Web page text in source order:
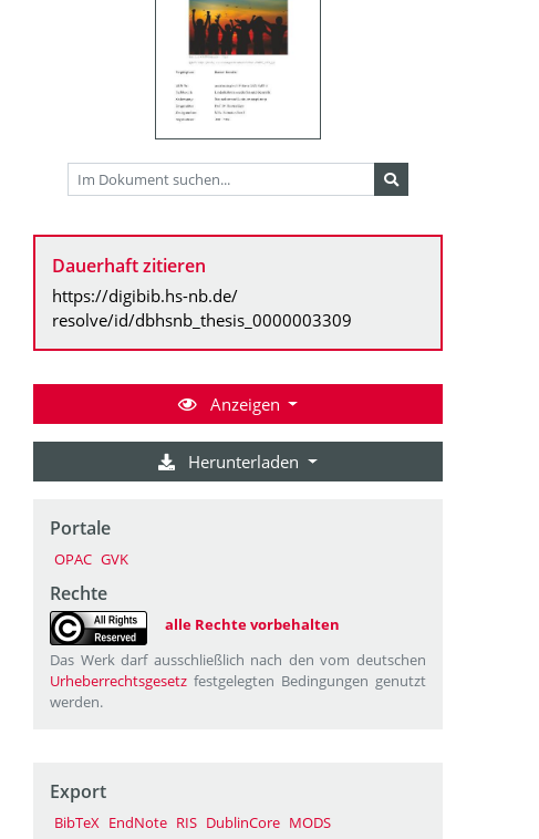
Dauerhaft zitieren
https://digibib.hs-nb.de/
resolve/id/dbhsnb_thesis_0000003309
Anzeigen
Herunterladen
Portale
OPAC GVK
Rechte
alle Rechte vorbehalten
Das Werk darf ausschließlich nach den vom deutschen
Urheberrechtsgesetz festgelegten Bedingungen genutzt
werden.
Export
BibTeX EndNote RIS DublinCore MODS